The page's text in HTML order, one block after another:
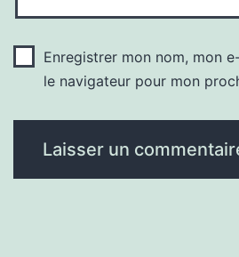
Enregistrer mon nom, mon
le navigateur pour mon